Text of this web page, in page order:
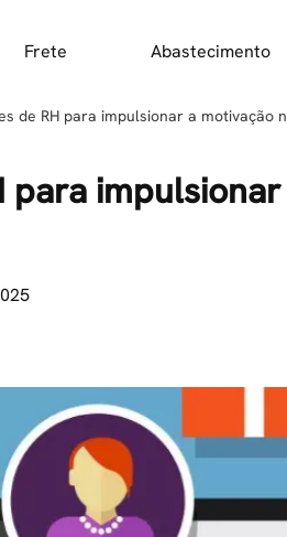
Frete Abastecimento
de RH para impulsionar a motivação
para